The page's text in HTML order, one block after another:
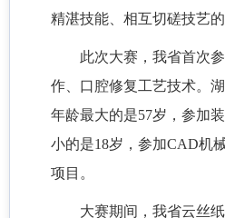
精湛技能、相互切磋技艺的
此次大赛，我省首次
作、口腔修复工艺技术。
年龄最大的是57岁，参加
小的是18岁，参加CAD机
项目。
大赛期间，我省云丝